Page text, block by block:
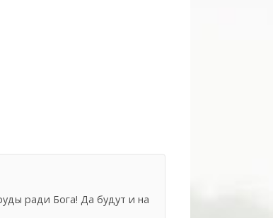
ради Бога! Да будут и на